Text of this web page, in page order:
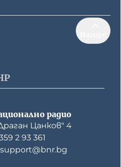
радио
Цанков" 4
2 93 361